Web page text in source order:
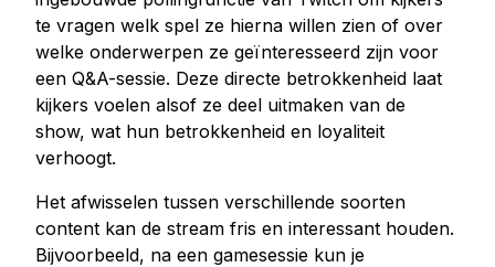
te vragen welk spel ze hierna willen zien of over
welke onderwerpen ze geïnteresseerd zijn voor
een Q&A-sessie. Deze directe betrokkenheid laat
kijkers voelen alsof ze deel uitmaken van de
show, wat hun betrokkenheid en loyaliteit
verhoogt.
Het afwisselen tussen verschillende soorten
content kan de stream fris en interessant houden.
Bijvoorbeeld, na een gamesessie kun je